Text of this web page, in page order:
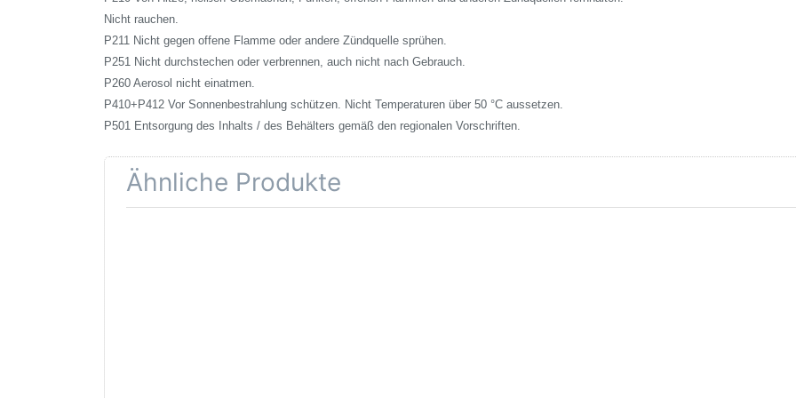
Nicht rauchen.
P211 Nicht gegen offene Flamme oder andere Zündquelle sprühen.
P251 Nicht durchstechen oder verbrennen, auch nicht nach Gebrauch.
P260 Aerosol nicht einatmen.
P410+P412 Vor Sonnenbestrahlung schützen. Nicht Temperaturen über 50 °C aussetzen.
P501 Entsorgung des Inhalts / des Behälters gemäß den regionalen Vorschriften.
Ähnliche Produkte